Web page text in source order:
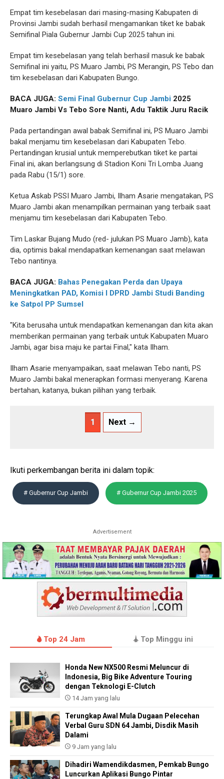
Empat tim kesebelasan dari masing-masing Kabupaten di
Provinsi Jambi sudah berhasil mengamankan tiket ke babak
Semifinal Piala Gubernur Jambi Cup 2025 tahun ini.
Empat tim kesebelasan yang telah berhasil masuk ke babak
Semifinal ini yaitu, PS Muaro Jambi, PS Merangin, PS Tebo dan
tim kesebelasan dari Kabupaten Bungo.
BACA JUGA: Semi Final Gubernur Cup Jambi 2025
Muaro Jambi Vs Tebo Sore Nanti, Adu Taktik Juru Racik
Pada pertandingan awal babak Semifinal ini, PS Muaro Jambi
bakal menjamu tim kesebelasan dari Kabupaten Tebo.
Pertandingan krusial untuk memperebutkan tiket ke partai
Final ini, akan berlangsung di Stadion Koni Tri Lomba Juang
pada Rabu (15/1) sore.
Ketua Askab PSSI Muaro Jambi, Ilham Asarie mengatakan, PS
Muaro Jambi akan menampilkan permainan yang terbaik saat
menjamu tim kesebelasan dari Kabupaten Tebo.
Tim Laskar Bujang Mudo (red- julukan PS Muaro Jamb), kata
dia, optimis bakal mendapatkan kemenangan saat melawan
Tebo nantinya.
BACA JUGA: Bahas Penegakan Perda dan Upaya
Meningkatkan PAD, Komisi I DPRD Jambi Studi Banding
ke Satpol PP Sumsel
"Kita berusaha untuk mendapatkan kemenangan dan kita akan
memberikan permainan yang terbaik untuk Kabupaten Muaro
Jambi, agar bisa maju ke partai Final," kata Ilham.
Ilham Asarie menyampaikan, saat melawan Tebo nanti, PS
Muaro Jambi bakal menerapkan formasi menyerang. Karena
bertahan, katanya, bukan pilihan yang terbaik.
1 Next →
Ikuti perkembangan berita ini dalam topik:
# Gubernur Cup Jambi # Gubernur Cup Jambi 2025
Advertisement
Top 24 Jam Top Minggu ini
Honda New NX500 Resmi Meluncur di
Indonesia, Big Bike Adventure Touring
dengan Teknologi E-Clutch
14 Jam yang lalu
Terungkap Awal Mula Dugaan Pelecehan
Verbal Guru SDN 64 Jambi, Disdik Masih
Dalami
9 Jam yang lalu
Dihadiri Wamendikdasmen, Pemkab Bungo
Luncurkan Aplikasi Bungo Pintar